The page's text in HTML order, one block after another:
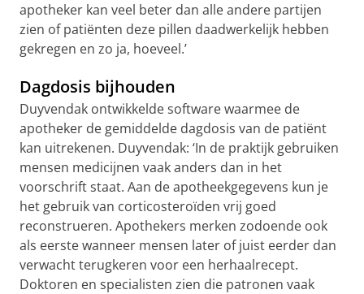
apotheker kan veel beter dan alle andere partijen
zien of patiënten deze pillen daadwerkelijk hebben
gekregen en zo ja, hoeveel.’
Dagdosis bijhouden
Duyvendak ontwikkelde software waarmee de
apotheker de gemiddelde dagdosis van de patiënt
kan uitrekenen. Duyvendak: ‘In de praktijk gebruiken
mensen medicijnen vaak anders dan in het
voorschrift staat. Aan de apotheekgegevens kun je
het gebruik van corticosteroïden vrij goed
reconstrueren. Apothekers merken zodoende ook
als eerste wanneer mensen later of juist eerder dan
verwacht terugkeren voor een herhaalrecept.
Doktoren en specialisten zien die patronen vaak